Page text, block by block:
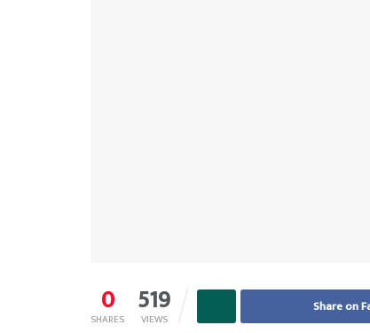
0
SHARES 519
VIEWS
Share on